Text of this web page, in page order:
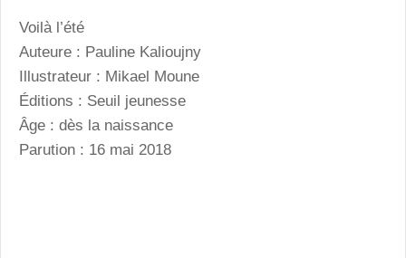
Voilà l’été
Auteure : Pauline Kalioujny
Illustrateur : Mikael Moune
Éditions : Seuil jeunesse
Âge : dès la naissance
Parution : 16 mai 2018